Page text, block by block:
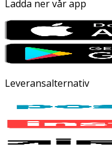
Ladda ner vår app
Leveransalternativ